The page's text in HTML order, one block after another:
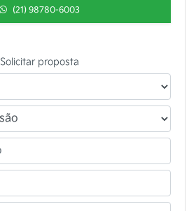
(21) 98780-6003
Solicitar proposta